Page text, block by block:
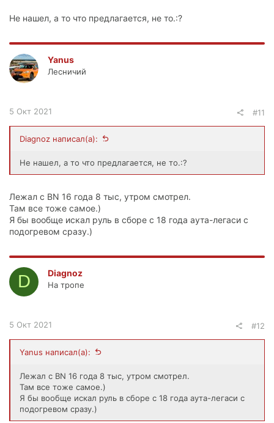
Не нашел, а то что предлагается, не то.:?
Yanus
Лесничий
5 Окт 2021 #11
Diagnoz написал(а):
Не нашел, а то что предлагается, не то.:?
Лежал с BN 16 года 8 тыс, утром смотрел.
Там все тоже самое.)
Я бы вообще искал руль в сборе с 18 года аута-легаси с
подогревом сразу.)
D Diagnoz
На тропе
5 Окт 2021 #12
Yanus написал(а):
Лежал с BN 16 года 8 тыс, утром смотрел.
Там все тоже самое.)
Я бы вообще искал руль в сборе с 18 года аута-легаси с
подогревом сразу.)